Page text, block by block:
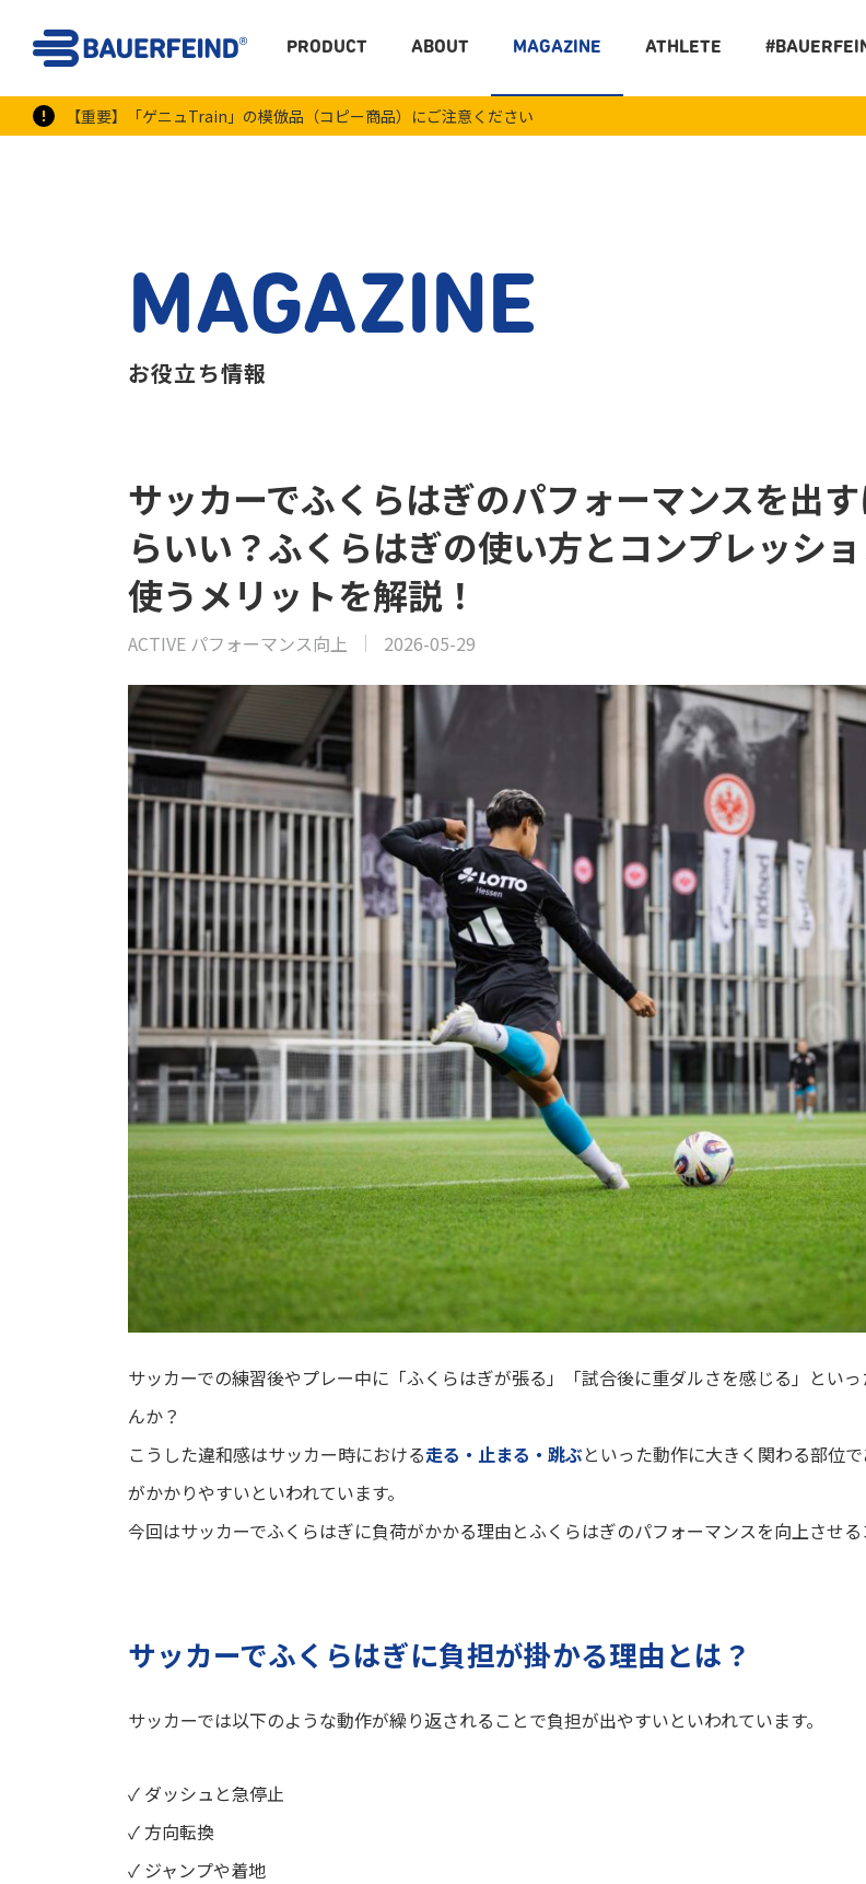
【重要】「ゲニュTrain」の模倣品（コピー商品）にご注意ください
PRODUCT ABOUT MAGAZINE ATHLETE
MAGAZINE
お役立ち情報
サッカーでふくらはぎのパフォーマンスを出
らいい？ふくらはぎの使い方とコンプレッシ
使うメリットを解説！
ACTIVE パフォーマンス向上 2026-05-29
サッカーでの練習後やプレー中に「ふくらはぎが張る」「試合後に重ダルさを感じる」とい
んか？
こうした違和感はサッカー時における走る・止まる・跳ぶといった動作に大きく関わる部位
がかかりやすいといわれています。
今回はサッカーでふくらはぎに負荷がかかる理由とふくらはぎのパフォーマンスを向上させる
サッカーでふくらはぎに負担が掛かる理由とは？
サッカーでは以下のような動作が繰り返されることで負担が出やすいといわれています。
✓ ダッシュと急停止
✓ 方向転換
✓ ジャンプや着地